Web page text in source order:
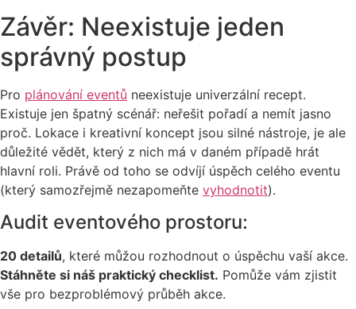
Závěr: Neexistuje jeden
správný postup
Pro plánování eventů neexistuje univerzální recept.
Existuje jen špatný scénář: neřešit pořadí a nemít jasno
proč. Lokace i kreativní koncept jsou silné nástroje, je ale
důležité vědět, který z nich má v daném případě hrát
hlavní roli. Právě od toho se odvíjí úspěch celého eventu
(který samozřejmě nezapomeňte vyhodnotit).
Audit eventového prostoru:
20 detailů, které můžou rozhodnout o úspěchu vaší akce.
Stáhněte si náš praktický checklist. Pomůže vám zjistit
vše pro bezproblémový průběh akce.